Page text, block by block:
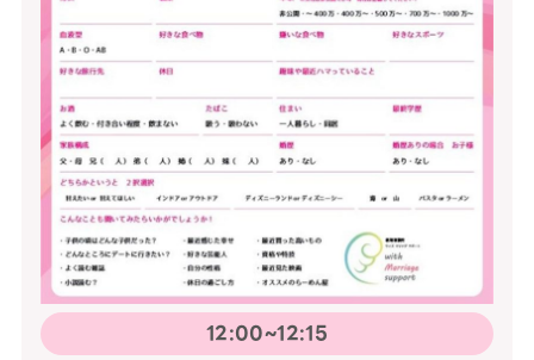
12:00~12:15